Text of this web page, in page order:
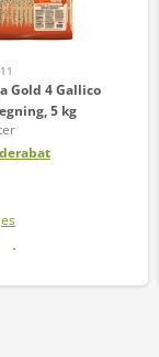
Gold 4 Gallico
5 kg